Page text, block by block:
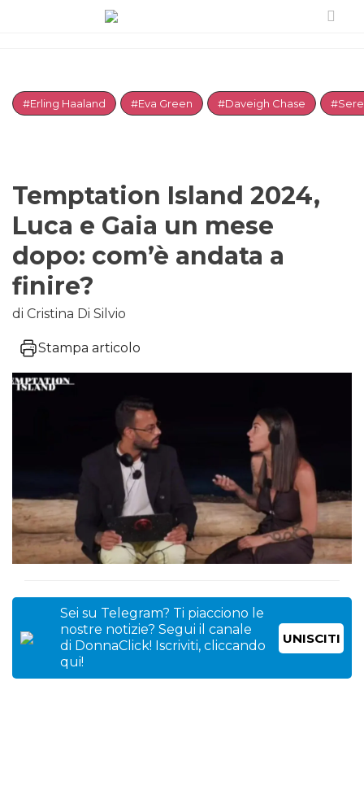
#Erling Haaland #Eva Green #Daveigh Chase
Temptation Island 2024,
Luca e Gaia un mese
dopo: com’è andata a
finire?
di Cristina Di Silvio
Stampa articolo
Sei su Telegram? Ti piacciono le
nostre notizie? Segui il canale
di DonnaClick! Iscriviti, cliccando
qui!
UNISCITI